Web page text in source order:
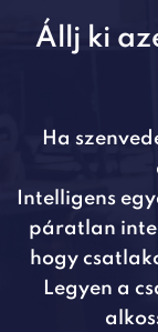
Állj ki
Ha
Intelligens
páratlan
hogy
Legyen a